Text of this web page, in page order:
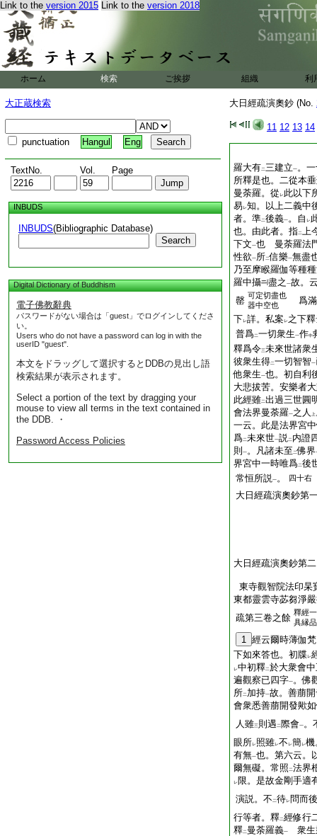
Link to the version 2015 Link to the version 2018
ホーム 検索 ご挨拶 組織 利
大正蔵検索
punctuation Hangul Eng
TextNo. Vol. Page
INBUDS
INBUDS(Bibliographic Database)
Search
Digital Dictionary of Buddhism
電子佛教辭典
パスワードがない場合は「guest」でログインしてくださ
い。
Users who do not have a password can log in with the
userID "guest".
本文をドラッグして選択するとDDBの見出し語
検索結果が表示されます。
Select a portion of the text by dragging your
mouse to view all terms in the text contained in
the DDB. ・
Password Access Policies
大日經疏演奧鈔 (No.
11 12 13 14
羅大有二三建立一。
所釋是也。二從本
曼荼羅。從 レ此以下
易レ知。以上二義
者。準二後義一。自 レ
也。由此者。指二上
下文一也 曼荼羅法
性欲一所二信樂一無盡
乃至摩睺羅伽等種
羅中攝
盡之 一故。
罄 可定切盡也
器中空也
爲滿
下レ詳。私案レ之下
普爲二一切衆生一作中
釋爲令三未來世諸衆
彼衆生得二一切智智一
他衆生一也。初自利
大悲拔苦。安樂者
此經雖二出過三世圓
會法界曼荼羅一之人 上
一云。此是法界宮
爲二未來世一説二 内證
則 一。凡諸未至 二佛界
界宮中一時唯爲二後
常恒所説一。 四十右
大日經疏演奧鈔第
大日經疏演奧鈔第二
東寺觀智院法印杲
東都靈雲寺苾芻淨
疏第三卷之餘 釋經一
具縁品
1 經云爾時薄伽梵
下如來答也。初牒レ
レ中初釋二於大衆會
遍觀察已四字一。佛
所二 加持一故。善萠
會衆悉善萠開發歟
人雖三則遇 二 際會一。
眼所レ照雖レ不 レ簡レ機
有無一也。第六云。
爾無礙。常照 二法界
レ限。是故金剛手適
演説。不 二待レ問而
行等者。釋二經修行
釋二 曼荼羅義一
衆生